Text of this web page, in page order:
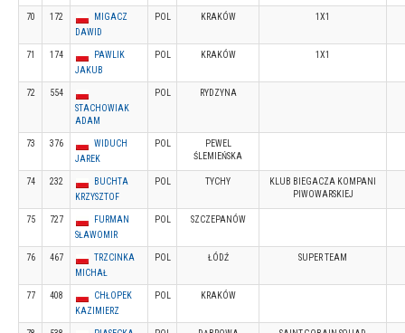
70 172
MIGACZ
DAWID
POL KRAKÓW 1X1
71 174
PAWLIK
JAKUB
POL KRAKÓW 1X1
72
554
STACHOWIAK
ADAM
POL RYDZYNA
73 376
WIDUCH
JAREK
POL
PEWEL
ŚLEMIEŃSKA
74 232
BUCHTA
KRZYSZTOF
POL TYCHY
KLUB BIEGACZA KOMPANI
PIWOWARSKIEJ
75 727
FURMAN
SŁAWOMIR
POL SZCZEPANÓW
76 467
TRZCINKA
MICHAŁ
POL ŁÓDŹ SUPER TEAM
77 408
CHŁOPEK
KAZIMIERZ
POL KRAKÓW